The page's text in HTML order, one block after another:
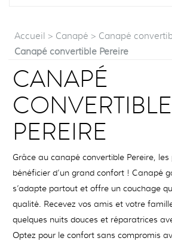
Accueil > Canapé > Canapé
Canapé convertible Pereire
CANAPÉ
CONVERTIBLE
PEREIRE
Grâce au canapé convertible Pereire,
bénéficier d’un grand confort ! Canapé
s’adapte partout et offre un couchage
qualité. Recevez vos amis et votre
quelques nuits douces et réparatrices
Optez pour le confort sans compromis